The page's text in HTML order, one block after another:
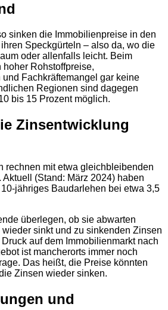
sinken die Immobilienpreise in den
Speckgürteln – also da, wo die
oder allenfalls leicht. Beim
Rohstoffpreise,
und Fachkräftemangel gar keine
Regionen sind dagegen
bis 15 Prozent möglich.
Zinsentwicklung
rechnen mit etwa gleichbleibenden
(Stand: März 2024) haben
jähriges Baudarlehen bei etwa 3,5
überlegen, ob sie abwarten
sinkt und zu sinkenden Zinsen
auf dem Immobilienmarkt nach
ist mancherorts immer noch
Das heißt, die Preise könnten
Zinsen wieder sinken.
und